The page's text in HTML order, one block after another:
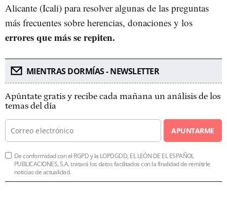
Alicante (Icali) para resolver algunas de las preguntas
más frecuentes sobre herencias, donaciones y los
errores que más se repiten.
MIENTRAS DORMÍAS - NEWSLETTER
Apúntate gratis y recibe cada mañana un análisis de los
temas del día
APUNTARME
De conformidad con el RGPD y la LOPDGDD, EL LEÓN DE EL ESPAÑOL
PUBLICACIONES, S.A. tratará los datos facilitados con la finalidad de remitirle
noticias de actualidad.